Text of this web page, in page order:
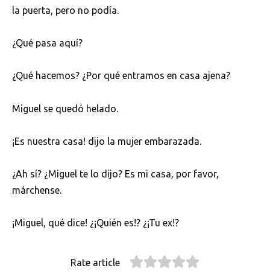
la puerta, pero no podía.
¿Qué pasa aquí?
¿Qué hacemos? ¿Por qué entramos en casa ajena?
Miguel se quedó helado.
¡Es nuestra casa! dijo la mujer embarazada.
¿Ah sí? ¿Miguel te lo dijo? Es mi casa, por favor,
márchense.
¡Miguel, qué dice! ¿¡Quién es!? ¿¡Tu ex!?
Rate article